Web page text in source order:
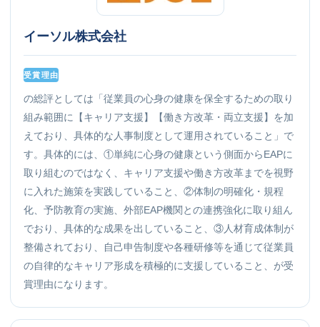
イーソル株式会社
受賞理由
の総評としては「従業員の心身の健康を保全するための取り
組み範囲に【キャリア支援】【働き方改革・両立支援】を加
えており、具体的な人事制度として運用されていること」で
す。具体的には、①単純に心身の健康という側面からEAPに
取り組むのではなく、キャリア支援や働き方改革までを視野
に入れた施策を実践していること、②体制の明確化・規程
化、予防教育の実施、外部EAP機関との連携強化に取り組ん
でおり、具体的な成果を出していること、③人材育成体制が
整備されており、自己申告制度や各種研修等を通じて従業員
の自律的なキャリア形成を積極的に支援していること、が受
賞理由になります。